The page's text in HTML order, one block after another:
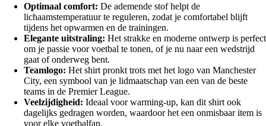
Optimaal comfort: De ademende stof helpt de
lichaamstemperatuur te reguleren, zodat je comfortabel blijft
tijdens het opwarmen en de trainingen.
Elegante uitstraling: Het strakke en moderne ontwerp is perfect
om je passie voor voetbal te tonen, of je nu naar een wedstrijd
gaat of onderweg bent.
Teamlogo: Het shirt pronkt trots met het logo van Manchester
City, een symbool van je lidmaatschap van een van de beste
teams in de Premier League.
Veelzijdigheid: Ideaal voor warming-up, kan dit shirt ook
dagelijks gedragen worden, waardoor het een onmisbaar item is
voor elke voetbalfan.